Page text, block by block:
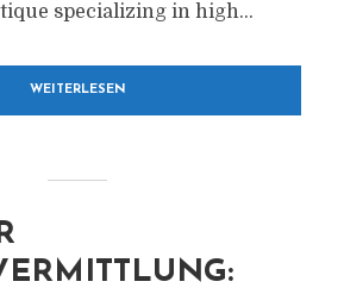
specializing in high...
WEITERLESEN